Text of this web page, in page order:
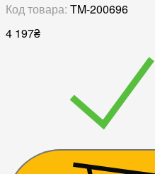
Код товара: TM-200696
4 197₴